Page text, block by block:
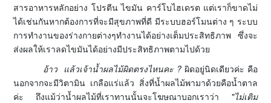
สารอาหารหลักอย่าง โปรตีน ไขมัน คาร์โบไฮเดรต แต่เราก็ขาดไม่
ได้เช่นกันหากต้องการที่จะมีสุขภาพที่ดี มีระบบฮอร์โมนต่าง ๆ ระบบ
การทำงานของร่างกายต่างๆทำงานได้อย่างเต็มประสิทธิภาพ ซึ่งจะ
ส่งผลให้เราลดไขมันได้อย่างมีประสิทธิภาพตามไปด้วย
อ้าว แล้วเจ้าน้ำผลไม้ผิดตรงไหนคะ ? ผิดอยู่นิดเดียวค่ะ คือ
นอกจากจะมีวิตามิน เกลือแร่แล้ว สิ่งที่น้ำผลไม้พามาด้วยคือน้ำตาล
ค่ะ ถึงแม้ว่าน้ำผลไม้ที่เราทานนั้นจะโฆษณาบอกเราว่า "ไม่เติม